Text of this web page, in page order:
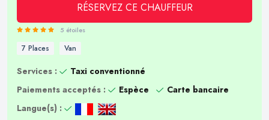
RÉSERVEZ CE CHAUFFEUR
5 étoiles
7 Places Van
Services :
Taxi conventionné
Paiements acceptés :
Espèce
Carte bancaire
Langue(s) :